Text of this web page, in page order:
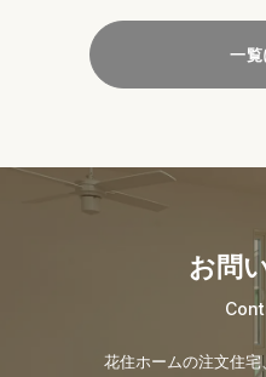
一覧
お問
花住ホームの注文住